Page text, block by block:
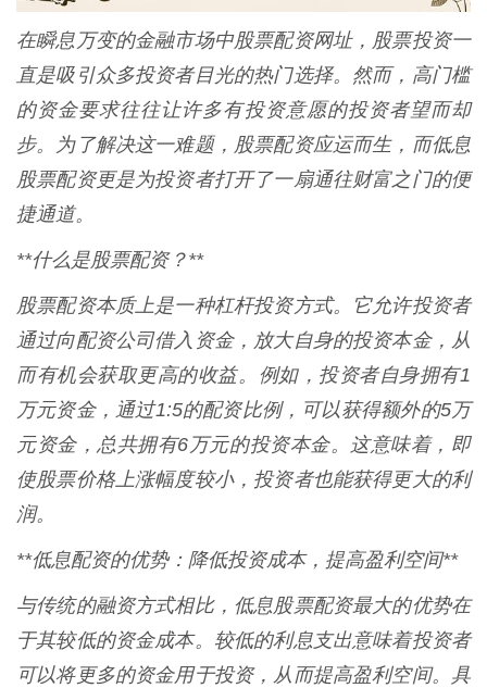
在瞬息万变的金融市场中股票配资网址，股票投资一
直是吸引众多投资者目光的热门选择。然而，高门槛
的资金要求往往让许多有投资意愿的投资者望而却
步。为了解决这一难题，股票配资应运而生，而低息
股票配资更是为投资者打开了一扇通往财富之门的便
捷通道。
**什么是股票配资？**
股票配资本质上是一种杠杆投资方式。它允许投资者
通过向配资公司借入资金，放大自身的投资本金，从
而有机会获取更高的收益。例如，投资者自身拥有1
万元资金，通过1:5的配资比例，可以获得额外的5万
元资金，总共拥有6万元的投资本金。这意味着，即
使股票价格上涨幅度较小，投资者也能获得更大的利
润。
**低息配资的优势：降低投资成本，提高盈利空间**
与传统的融资方式相比，低息股票配资最大的优势在
于其较低的资金成本。较低的利息支出意味着投资者
可以将更多的资金用于投资，从而提高盈利空间。具